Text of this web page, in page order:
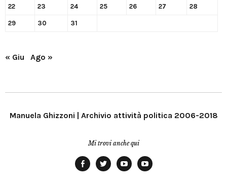
22 23 24 25 26 27 28
29 30 31
« Giu Ago »
Manuela Ghizzoni | Archivio attività politica 2006-2018
Mi trovi anche qui